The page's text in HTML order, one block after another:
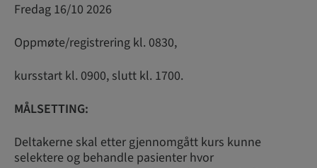
Fredag 16/10 2026
Oppmøte/registrering kl. 0830,
kursstart kl. 0900, slutt kl. 1700.
MÅLSETTING:
Deltakerne skal etter gjennomgått kurs kunne
selektere og behandle pasienter hvor